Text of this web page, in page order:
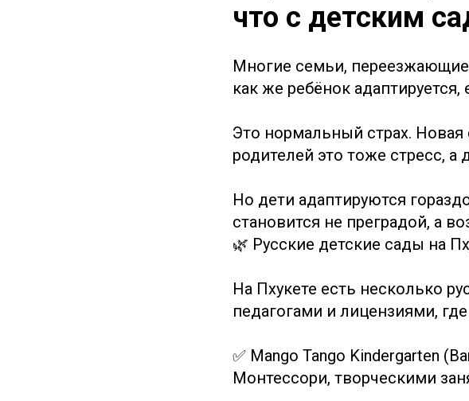
что с детским
Многие семьи,
как же ребёнок адаптируется,
Это нормальный страх. Новая
родителей это тоже стресс,
Но дети адаптируются
становится не преградой, а
🌿 Русские детские сады на
На Пхукете есть несколько
педагогами и лицензиями,
✅ Mango Tango Kindergarten
Монтессори, творческими